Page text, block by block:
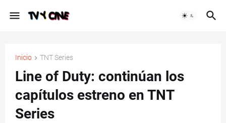
Inicio TNT Series
Line of Duty: continúan los
capítulos estreno en TNT
Series